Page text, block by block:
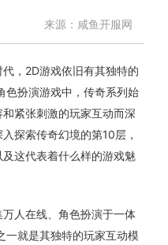
来源：咸鱼开服网
，2D游戏依旧有其独特的
色扮演游戏中，传奇系列始
紧张刺激的玩家互动而深
探索传奇幻境的第10层，
这代表着什么样的游戏魅
人在线、角色扮演于一体
一就是其独特的玩家互动模